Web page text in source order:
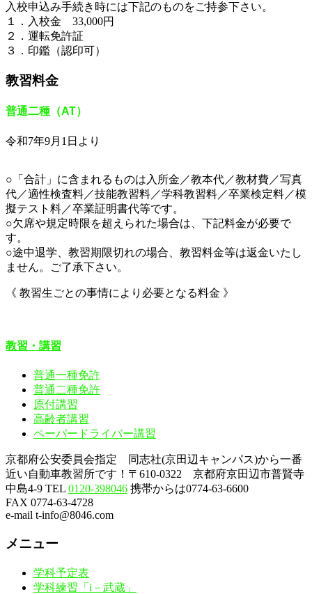
入校申込み手続き時には下記のものをご持参下さい。
１．入校金 33,000円
２．運転免許証
３．印鑑（認印可）
教習料金
普通二種（AT）
令和7年9月1日より
○「合計」に含まれるものは入所金／教本代／教材費／写真
代／適性検査料／技能教習料／学科教習料／卒業検定料／模
擬テスト料／卒業証明書代等です。
○欠席や規定時限を超えられた場合は、下記料金が必要で
す。
○途中退学、教習期限切れの場合、教習料金等は返金いたし
ません。ご了承下さい。
《 教習生ごとの事情により必要となる料金 》
教習・講習
普通一種免許
普通二種免許
原付講習
高齢者講習
ペーパードライバー講習
京都府公安委員会指定 同志社(京田辺キャンパス)から一番
近い自動車教習所です！〒610-0322 京都府京田辺市普賢寺
中島4-9 TEL 0120-398046 携帯からは0774-63-6600
FAX 0774-63-4728
e-mail t-info@8046.com
メニュー
学科予定表
学科練習「i－武蔵」